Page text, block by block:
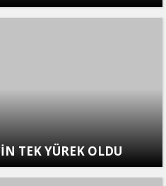
TEK YÜREK OLDU